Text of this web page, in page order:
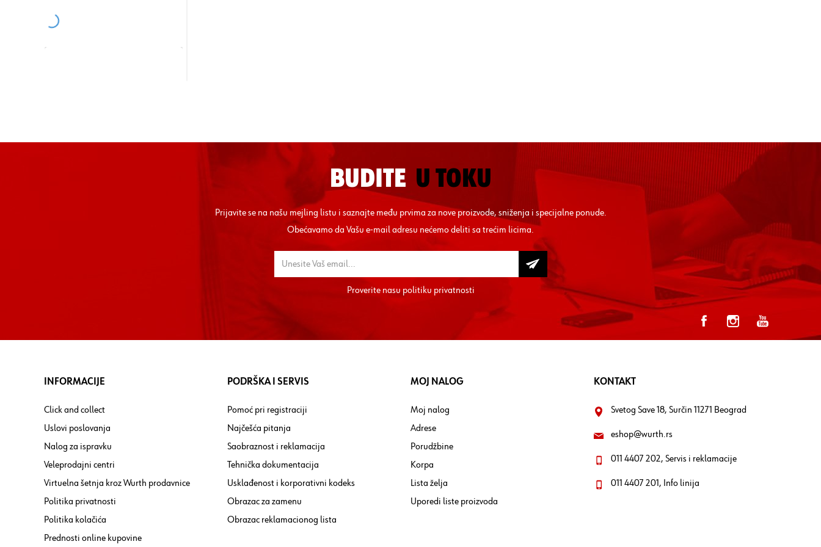
BUDITE U TOKU
Prijavite se na našu mejling listu i saznajte među prvima za nove proizvode, sniženja i specijalne ponude.
Obećavamo da Vašu e-mail adresu nećemo deliti sa trećim licima.
Proverite nasupolitiku privatnosti
INFORMACIJE
Click and collect
Uslovi poslovanja
Nalog za ispravku
Veleprodajni centri
Virtuelna šetnja kroz Wurth prodavnice
Politika privatnosti
Politika kolačića
Prednosti online kupovine
PODRŠKA I SERVIS
Pomoć pri registraciji
Najčešća pitanja
Saobraznost i reklamacija
Tehnička dokumentacija
Usklađenost i korporativni kodeks
Obrazac za zamenu
Obrazac reklamacionog lista
MOJ NALOG
Moj nalog
Adrese
Porudžbine
Korpa
Lista želja
Uporedi liste proizvoda
KONTAKT
Svetog Save 18, Surčin 11271 Beograd
eshop@wurth.rs
011 4407 202, Servis i reklamacije
011 4407 201, Info linija